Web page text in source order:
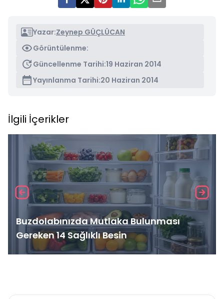
Yazar:Zeynep GÜÇLÜCAN
Görüntülenme:
Güncellenme Tarihi:19 Haziran 2014
Yayınlanma Tarihi:20 Haziran 2014
İlgili İçerikler
Buzdolabınızda Mutlaka Bulunması
Gereken 14 Sağlıklı Besin